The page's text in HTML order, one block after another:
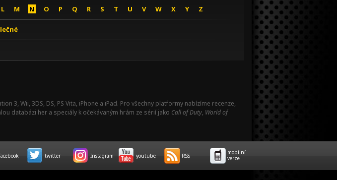
L M N O P Q R S T U V W X Y Z
3, Wii, 3DS, DS, PS Vita, iPhone a iPad. Pro všechny platformy nabízíme recenze,
databázi her a speciály k očekávaným hrám ze sérií jako Call of Duty, World of
twitter Instagram youtube RSS
mobilní
verze